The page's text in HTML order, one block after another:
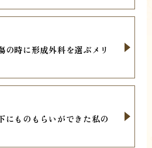
の時に形成外科を選ぶメリ
にものもらいができた私の